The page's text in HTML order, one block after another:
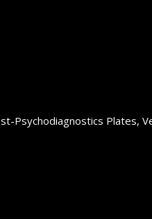
Psychodiagnostics Plates,